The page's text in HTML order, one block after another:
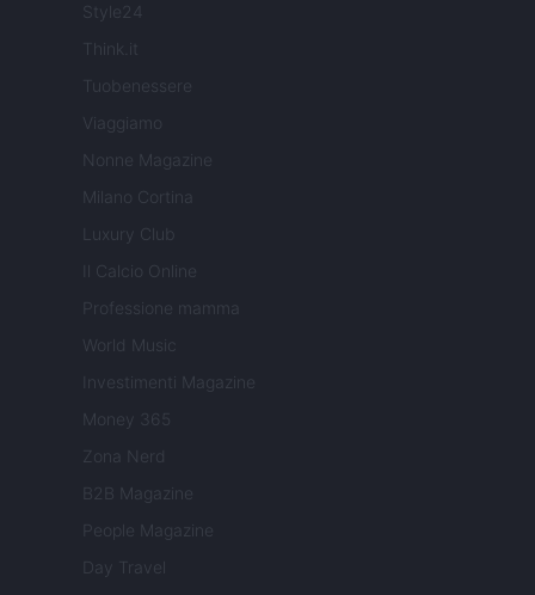
Style24
Think.it
Tuobenessere
Viaggiamo
Nonne Magazine
Milano Cortina
Luxury Club
Il Calcio Online
Professione mamma
World Music
Investimenti Magazine
Money 365
Zona Nerd
B2B Magazine
People Magazine
Day Travel